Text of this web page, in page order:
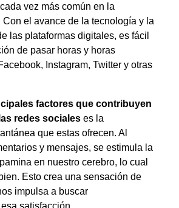
vez más común en la
el avance de la tecnología y la
las plataformas digitales, es fácil
de pasar horas y horas
Instagram, Twitter y otras
factores que contribuyen
redes sociales es la
que estas ofrecen. Al
y mensajes, se estimula la
en nuestro cerebro, lo cual
Esto crea una sensación de
impulsa a buscar
satisfacción.